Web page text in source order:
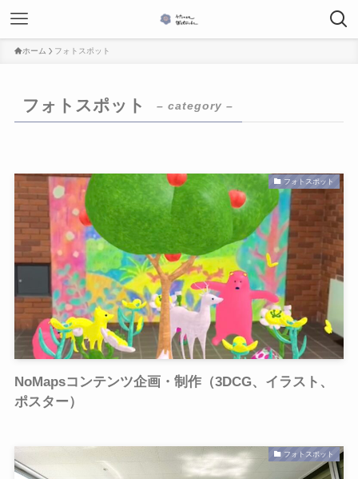
ホーム フォトスポット
フォトスポット – category –
フォトスポット
NoMapsコンテンツ企画・制作（3DCG、イラスト、
ポスター）
フォトスポット